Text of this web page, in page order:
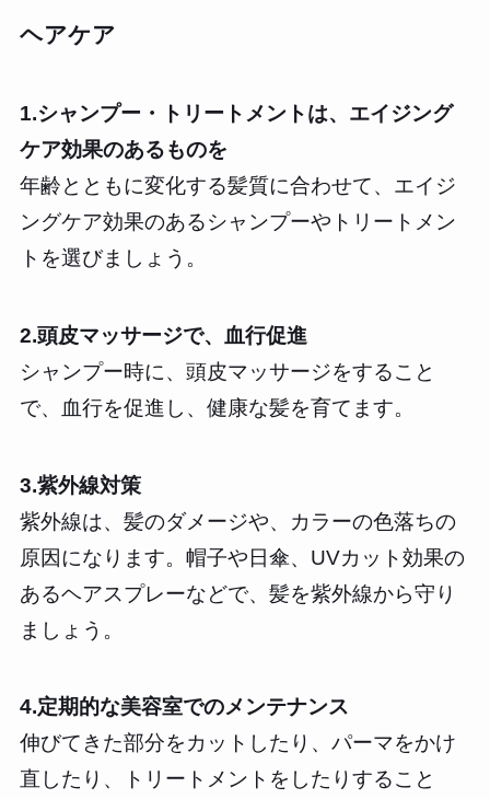
ヘアケア
1.シャンプー・トリートメントは、エイジング
ケア効果のあるものを
年齢とともに変化する髪質に合わせて、エイジ
ングケア効果のあるシャンプーやトリートメン
トを選びましょう。
2.頭皮マッサージで、血行促進
シャンプー時に、頭皮マッサージをすること
で、血行を促進し、健康な髪を育てます。
3.紫外線対策
紫外線は、髪のダメージや、カラーの色落ちの
原因になります。帽子や日傘、UVカット効果の
あるヘアスプレーなどで、髪を紫外線から守り
ましょう。
4.定期的な美容室でのメンテナンス
伸びてきた部分をカットしたり、パーマをかけ
直したり、トリートメントをしたりすること